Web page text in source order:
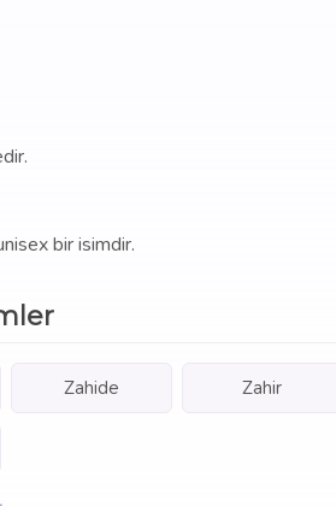
bir isimdir.
Zahide Zahir